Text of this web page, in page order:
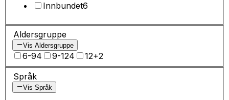
Innbundet6
Aldersgruppe
Vis Aldersgruppe
6-94 9-124 12+2
Språk
Vis Språk